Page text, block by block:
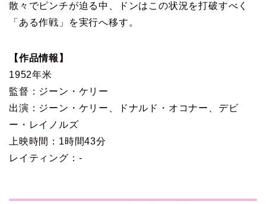
散々でピンチが迫る中、ドンはこの状況を打破すべく
「ある作戦」を実行へ移す。
【作品情報】
1952年米
監督：ジーン・ケリー
出演：ジーン・ケリー、ドナルド・オコナー、デビ
ー・レイノルズ
上映時間：1時間43分
レイティング：-